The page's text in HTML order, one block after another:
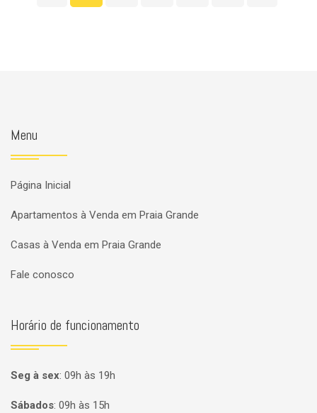
Menu
Página Inicial
Apartamentos à Venda em Praia Grande
Casas à Venda em Praia Grande
Fale conosco
Horário de funcionamento
Seg à sex: 09h às 19h
Sábados: 09h às 15h